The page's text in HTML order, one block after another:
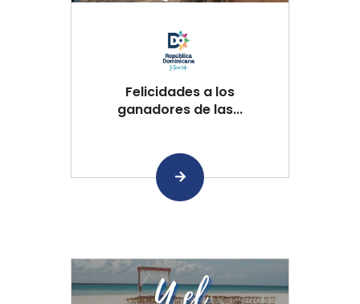
Felicidades a los
ganadores de las...